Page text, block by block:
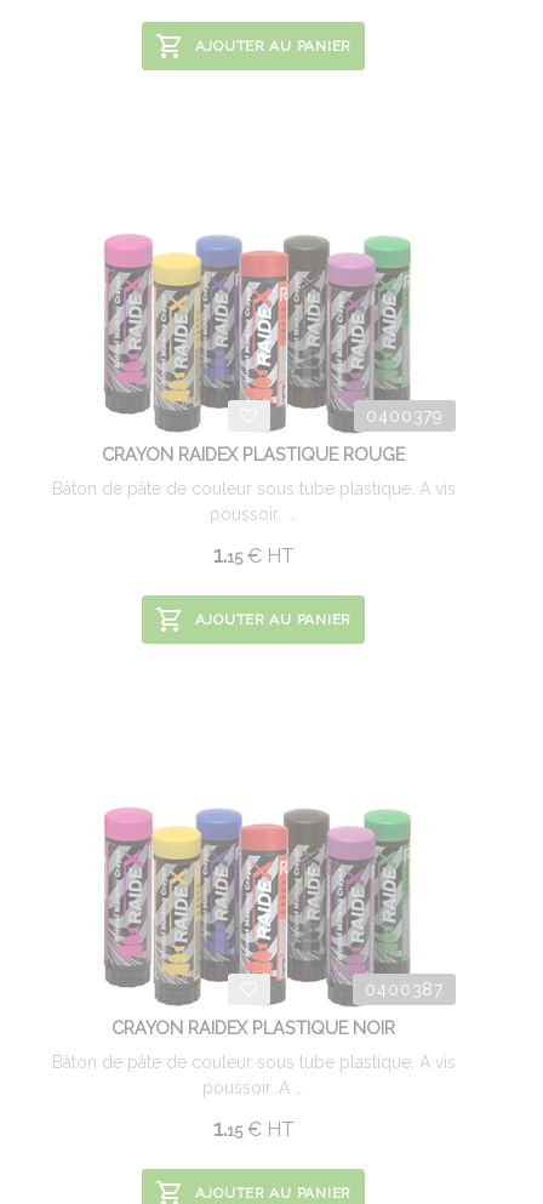
AJOUTER AU PANIER
0400379
CRAYON RAIDEX PLASTIQUE ROUGE
Bâton de pâte de couleur sous tube plastique. A vis
poussoir. ...
1.15 €HT
AJOUTER AU PANIER
0400387
CRAYON RAIDEX PLASTIQUE NOIR
Bâton de pâte de couleur sous tube plastique. A vis
poussoir. A ...
1.15 €HT
AJOUTER AU PANIER